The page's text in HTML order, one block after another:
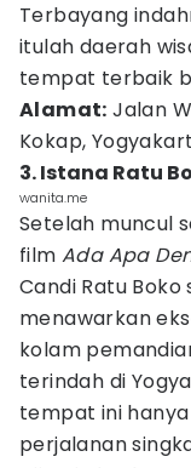
Terbayang
itulah daerah
tempat terbaik
Alamat: Jalan
Kokap,
3. Istana Ratu
wanita.me
Setelah muncul
film Ada Apa
Candi Ratu
menawarkan
kolam
terindah di
tempat ini
perjalanan